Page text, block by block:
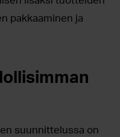
pakkaaminen ja
suunnittelussa on